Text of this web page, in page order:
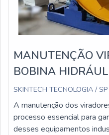
MANUTENÇÃO
BOBINA
SKINTECH TECNOLOGIA / SP
A manutenção dos
processo essencial para
desses equipamentos